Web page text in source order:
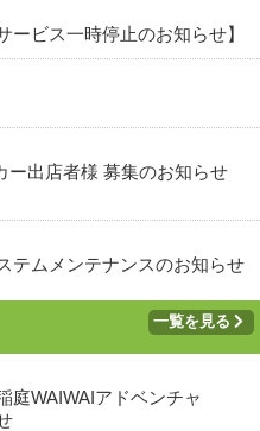
ービス一時停止のお知らせ】
ー出店者様 募集のお知らせ
テムメンテナンスのお知らせ
一覧を見る
庭WAIWAIアドベンチャ